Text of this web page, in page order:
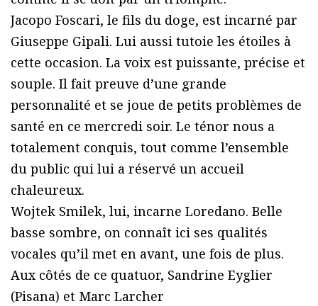
Jacopo Foscari, le fils du doge, est incarné par
Giuseppe Gipali. Lui aussi tutoie les étoiles à
cette occasion. La voix est puissante, précise et
souple. Il fait preuve d’une grande
personnalité et se joue de petits problèmes de
santé en ce mercredi soir. Le ténor nous a
totalement conquis, tout comme l’ensemble
du public qui lui a réservé un accueil
chaleureux.
Wojtek Smilek, lui, incarne Loredano. Belle
basse sombre, on connaît ici ses qualités
vocales qu’il met en avant, une fois de plus.
Aux côtés de ce quatuor, Sandrine Eyglier
(Pisana) et Marc Larcher